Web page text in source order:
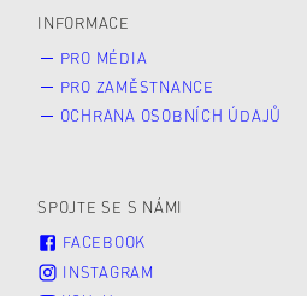
INFORMACE
PRO MÉDIA
PRO ZAMĚSTNANCE
OCHRANA OSOBNÍCH ÚDAJŮ
SPOJTE SE S NÁMI
FACEBOOK
INSTAGRAM